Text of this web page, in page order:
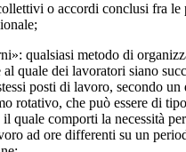
o accordi conclusi fra
qualsiasi metodo di
al quale dei lavoratori siano
posti di lavoro, secondo un
rotativo, che può essere di
quale comporti la necessità
ad ore differenti su un